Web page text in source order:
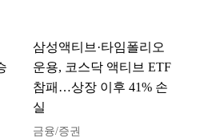
삼성액티브·타임폴리오
운용, 코스닥 액티브 ETF
참패…상장 이후 41% 손
실
금융/증권